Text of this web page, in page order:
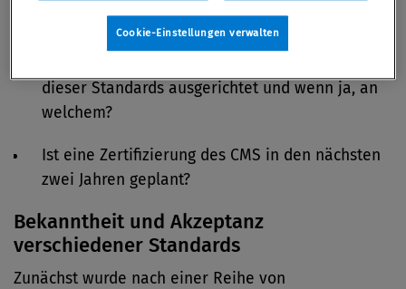
Welche Standards sind Ihnen bekannt?
dieser Standards ausgerichtet und wenn ja, an
welchem?
Ist eine Zertifizierung des CMS in den nächsten
zwei Jahren geplant?
Bekanntheit und Akzeptanz
verschiedener Standards
Zunächst wurde nach einer Reihe von
Cookie-Einstellungen verwalten